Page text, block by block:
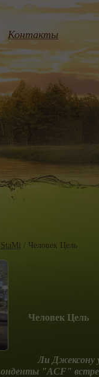
Контакты
StaMi / Человек Цель
Человек Цель
Ли Джексону
"ACF"